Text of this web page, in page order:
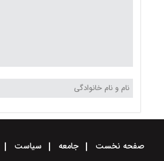
صفحه نخست جامعه سیاست